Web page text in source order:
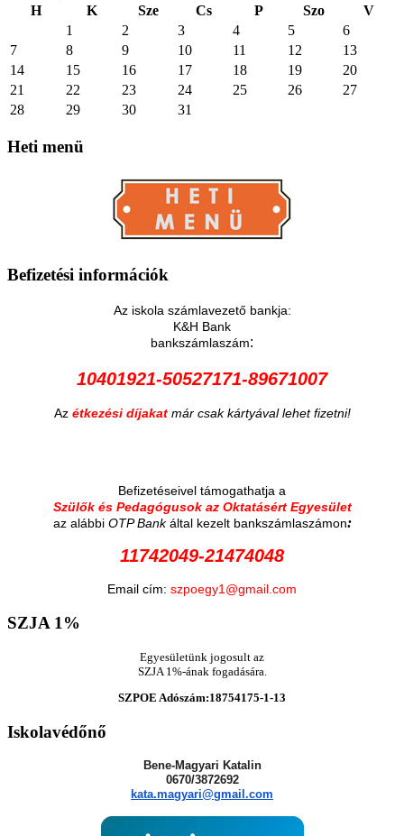
H
K Sze Cs P Szo
V
1
2 3 4 5
6
7
8 9 10 11 12
13
14
15 16 17 18 19
20
21
22 23 24 25 26
27
28
29 30 31
Heti menü
Befizetési információk
Az iskola számlavezető bankja:
K&H Bank
bankszámlaszám:
10401921-50527171-89671007
Az étkezési díjakat már csak kártyával lehet fizetni!
Befizetéseivel támogathatja a
Szülők és Pedagógusok az Oktatásért Egyesület
az alábbi OTP Bankáltal kezelt bankszámlaszámon:
11742049-21474048
Email cím: szpoegy1@gmail.com
SZJA1%
Egyesületünk jogosult az
SZJA 1%-ának fogadására.
SZPOE Adószám:18754175-1-13
Iskolavédőnő
Bene-Magyari Katalin
0670/3872692
kata.magyari@gmail.com